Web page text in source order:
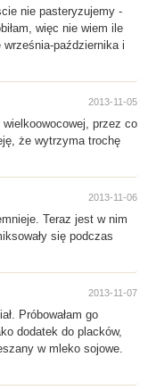
nie pasteryzujemy -
więc nie wiem ile
września-października i
2013-11-05
przez co
że wytrzyma trochę
2013-11-06
Teraz jest w nim
się podczas
2013-11-07
Próbowałam go
dodatek do placków,
w mleko sojowe.